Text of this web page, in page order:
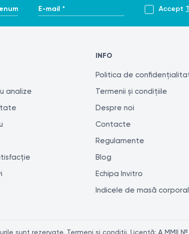
* E-mail * Accept
analize
INFO
Politica de
Termenii și condițiile
Despre noi
Contacte
Regulamente
Blog
Echipa Invitro
Indicele de masă
sunt rezervate. Termeni și condiții. Licență: A MMII №